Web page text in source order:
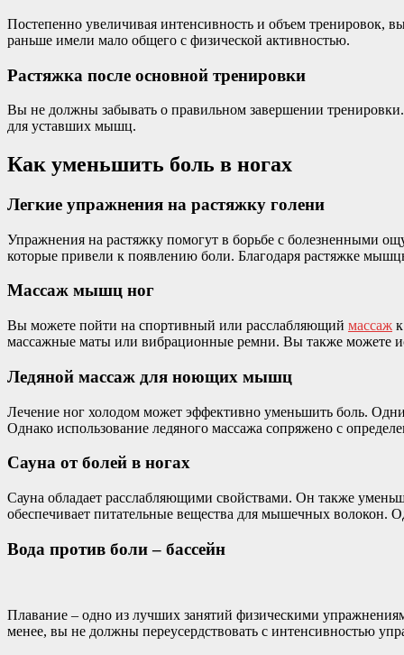
Постепенно увеличивая интенсивность и объем тренировок,
раньше имели мало общего с физической активностью.
Растяжка после основной тренировки
Вы не должны забывать о правильном завершении
для уставших мышц.
Как уменьшить боль в ногах
Легкие упражнения на растяжку голени
Упражнения на растяжку помогут в борьбе с болезненными
которые привели к появлению боли. Благодаря растяжке
Массаж мышц ног
Вы можете пойти на спортивный или расслабляющий массаж
массажные маты или вибрационные ремни. Вы также можете
Ледяной массаж для ноющих мышц
Лечение ног холодом может эффективно уменьшить боль.
Однако использование ледяного массажа сопряжено с
Сауна от болей в ногах
Сауна обладает расслабляющими свойствами. Он также
обеспечивает питательные вещества для мышечных волокон.
Вода против боли – бассейн
Плавание – одно из лучших занятий физическими
менее, вы не должны переусердствовать с интенсивностью